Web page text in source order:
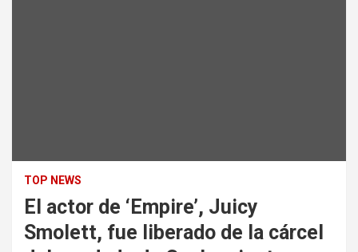
TOP NEWS
El actor de ‘Empire’, Juicy
Smolett, fue liberado de la cárcel